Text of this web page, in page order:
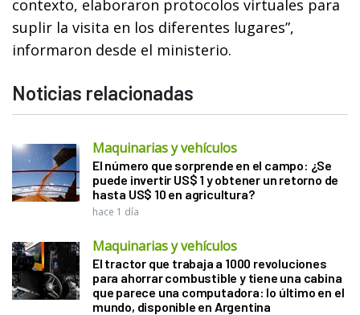
contexto, elaboraron protocolos virtuales para
suplir la visita en los diferentes lugares”,
informaron desde el ministerio.
Noticias relacionadas
Maquinarias y vehículos
El número que sorprende en el campo: ¿Se
puede invertir US$ 1 y obtener un retorno de
hasta US$ 10 en agricultura?
hace 1 día
Maquinarias y vehículos
El tractor que trabaja a 1000 revoluciones
para ahorrar combustible y tiene una cabina
que parece una computadora: lo último en el
mundo, disponible en Argentina